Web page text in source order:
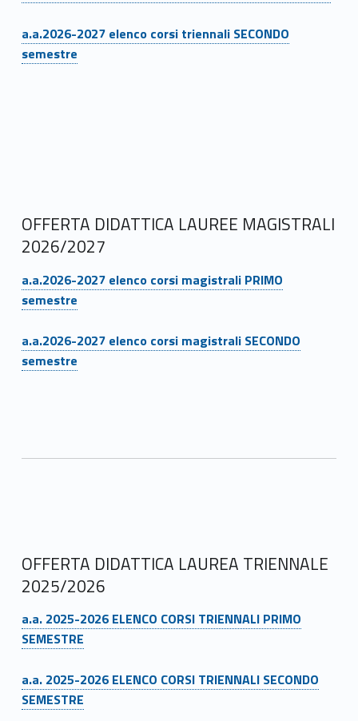
c
a
S
a
c
o
l
o
a.a.2026-2027 elenco corsi triennali SECONDO
semestre
OFFERTA DIDATTICA LAUREE MAGISTRALI
2026/2027
a.a.2026-2027 elenco corsi magistrali PRIMO
semestre
a.a.2026-2027 elenco corsi magistrali SECONDO
semestre
OFFERTA DIDATTICA LAUREA TRIENNALE
2025/2026
a.a. 2025-2026 ELENCO CORSI TRIENNALI PRIMO
SEMESTRE
a.a. 2025-2026 ELENCO CORSI TRIENNALI SECONDO
SEMESTRE